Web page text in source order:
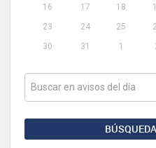
16
17 18
23
24 25
30
31 1